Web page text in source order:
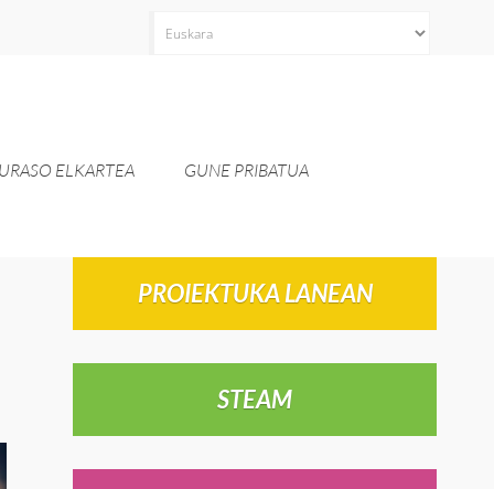
ELKARTEA GUNE PRIBATUA
PROIEKTUKA LANEAN
STEAM